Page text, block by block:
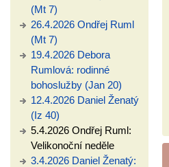
(Mt 7)
26.4.2026 Ondřej Ruml
(Mt 7)
19.4.2026 Debora
Rumlová: rodinné
bohoslužby (Jan 20)
12.4.2026 Daniel Ženatý
(Iz 40)
5.4.2026 Ondřej Ruml:
Velikonoční neděle
3.4.2026 Daniel Ženatý: